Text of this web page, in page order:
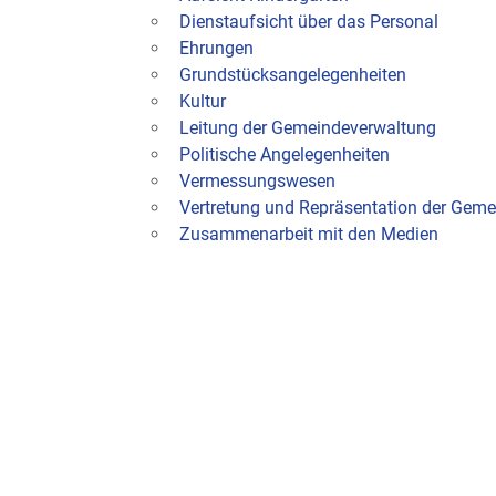
Dienstaufsicht über das Personal
Ehrungen
Grundstücksangelegenheiten
Kultur
Leitung der Gemeindeverwaltung
Politische Angelegenheiten
Vermessungswesen
Vertretung und Repräsentation der
Zusammenarbeit mit den Medien